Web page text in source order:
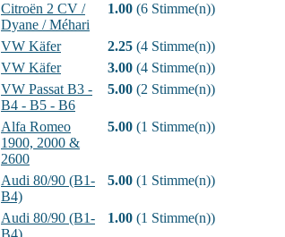
Citroën 2 CV /
Dyane / Méhari
1.00 (6 Stimme(n))
VW Käfer 2.25 (4 Stimme(n))
VW Käfer 3.00 (4 Stimme(n))
VW Passat B3 -
B4 - B5 - B6
5.00 (2 Stimme(n))
Alfa Romeo
1900, 2000 &
2600
5.00 (1 Stimme(n))
Audi 80/90 (B1-
B4)
5.00 (1 Stimme(n))
Audi 80/90 (B1-
B4)
1.00 (1 Stimme(n))